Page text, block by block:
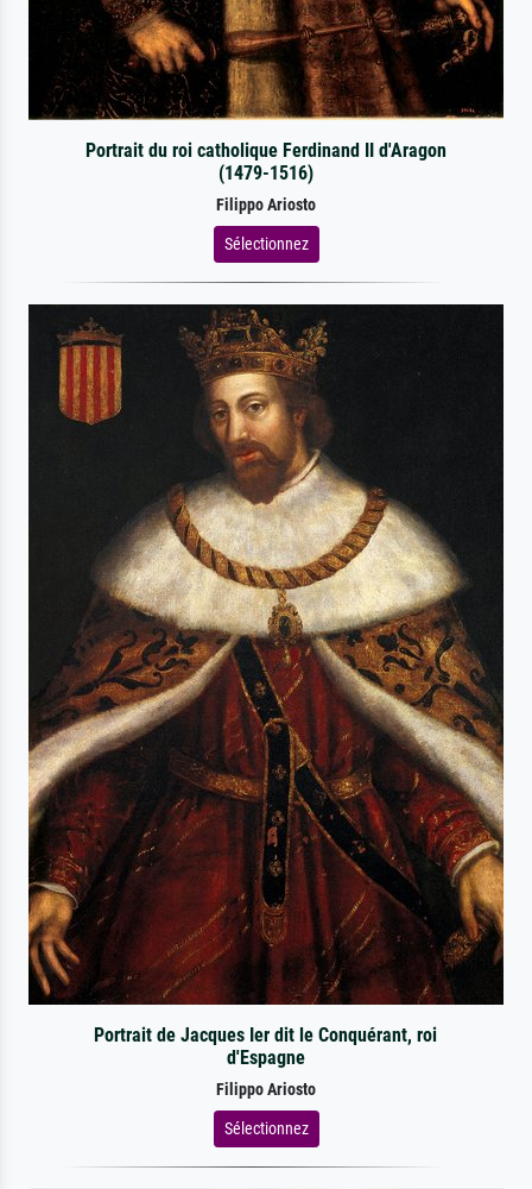
Portrait du roi catholique Ferdinand II d'Aragon
(1479-1516)
Filippo Ariosto
Sélectionnez
Portrait de Jacques Ier dit le Conquérant, roi
d'Espagne
Filippo Ariosto
Sélectionnez